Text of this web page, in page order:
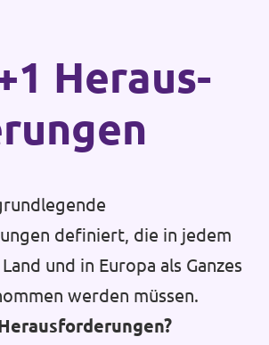
Heraus­
definiert, die in jedem
und in Europa als Ganzes
werden müssen.